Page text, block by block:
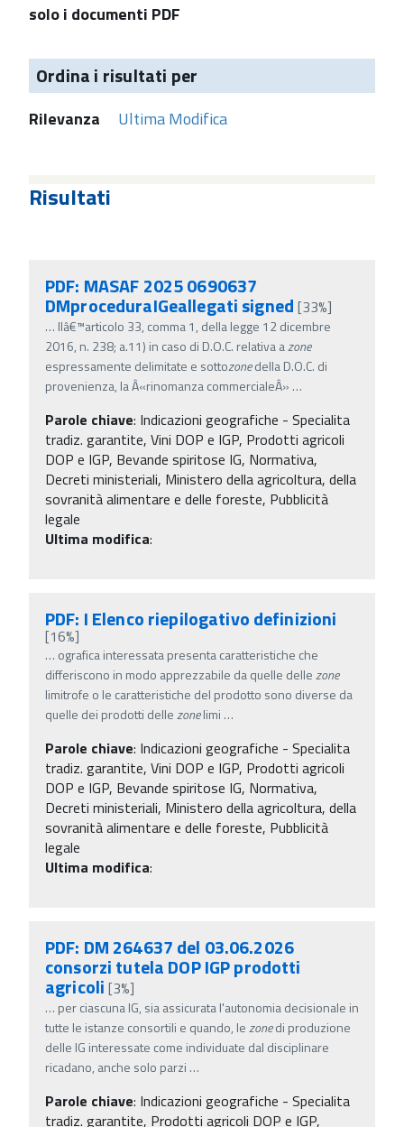
solo i documenti PDF
Ordina i risultati per
Rilevanza Ultima Modifica
Risultati
PDF: MASAF 2025 0690637
DMproceduraIGeallegati signed [33%]
… llâ€™articolo 33, comma 1, della legge 12 dicembre
2016, n. 238; a.11) in caso di D.O.C. relativa azone
espressamente delimitate e sottozonedella D.O.C. di
provenienza, la Â«rinomanza commercialeÂ» …
Parole chiave: Indicazioni geografiche - Specialita
tradiz. garantite, Vini DOP e IGP, Prodotti agricoli
DOP e IGP, Bevande spiritose IG, Normativa,
Decreti ministeriali, Ministero della agricoltura, della
sovranità alimentare e delle foreste, Pubblicità
legale
Ultima modifica:
PDF: I Elenco riepilogativo definizioni
[16%]
… ografica interessata presenta caratteristiche che
differiscono in modo apprezzabile da quelle dellezone
limitrofe o le caratteristiche del prodotto sono diverse da
quelle dei prodotti dellezonelimi …
Parole chiave: Indicazioni geografiche - Specialita
tradiz. garantite, Vini DOP e IGP, Prodotti agricoli
DOP e IGP, Bevande spiritose IG, Normativa,
Decreti ministeriali, Ministero della agricoltura, della
sovranità alimentare e delle foreste, Pubblicità
legale
Ultima modifica:
PDF: DM 264637 del 03.06.2026
consorzi tutela DOP IGP prodotti
agricoli [3%]
… per ciascuna IG, sia assicurata l'autonomia decisionale in
tutte le istanze consortili e quando, lezonedi produzione
delle IG interessate come individuate dal disciplinare
ricadano, anche solo parzi …
Parole chiave: Indicazioni geografiche - Specialita
tradiz. garantite, Prodotti agricoli DOP e IGP,